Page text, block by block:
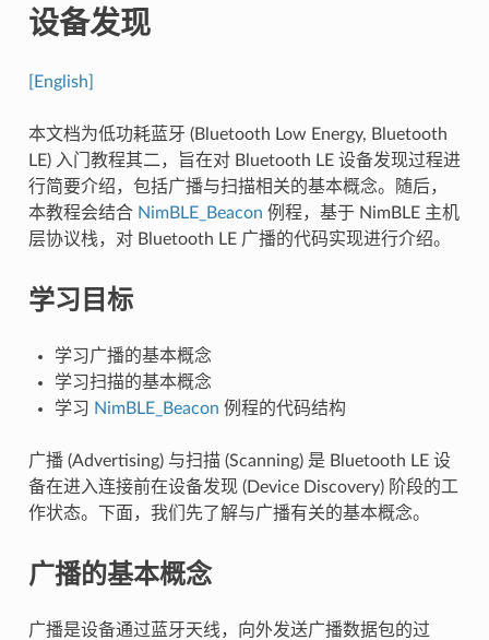
设备发现
[English]
本文档为低功耗蓝牙 (Bluetooth Low Energy, Bluetooth
LE) 入门教程其二，旨在对 Bluetooth LE 设备发现过程进
行简要介绍，包括广播与扫描相关的基本概念。随后，
本教程会结合 NimBLE_Beacon 例程，基于 NimBLE 主机
层协议栈，对 Bluetooth LE 广播的代码实现进行介绍。
学习目标
学习广播的基本概念
学习扫描的基本概念
学习 NimBLE_Beacon 例程的代码结构
广播 (Advertising) 与扫描 (Scanning) 是 Bluetooth LE 设
备在进入连接前在设备发现 (Device Discovery) 阶段的工
作状态。下面，我们先了解与广播有关的基本概念。
广播的基本概念
广播是设备通过蓝牙天线，向外发送广播数据包的过